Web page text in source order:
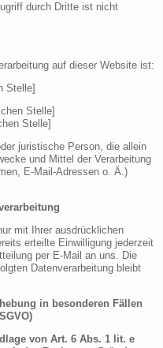
durch Dritte ist nicht
auf dieser Website ist:
Stelle]
Stelle]
Stelle]
juristische Person, die allein
und Mittel der Verarbeitung
E-Mail-Adressen o. Ä.)
mit Ihrer ausdrücklichen
erteilte Einwilligung jederzeit
per E-Mail an uns. Die
Datenverarbeitung bleibt
in besonderen Fällen
von Art. 6 Abs. 1 lit. e